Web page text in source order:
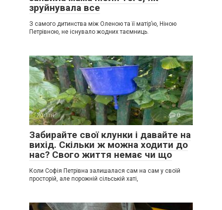
зруйнувала все
З самого дитинства між Оленою та її матір’ю, Ніною
Петрівною, не існувало жодних таємниць.
Життя 0
Забирайте свої клунки і давайте на
вихід. Скільки ж можна ходити до
нас? Свого життя немає чи що
Коли Софія Петрівна залишалася сам на сам у своїй
просторій, але порожній сільській хаті,